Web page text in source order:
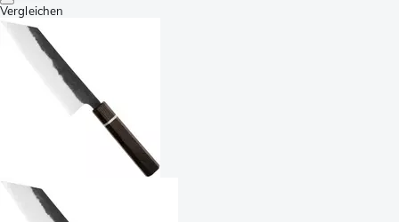
Vergleichen